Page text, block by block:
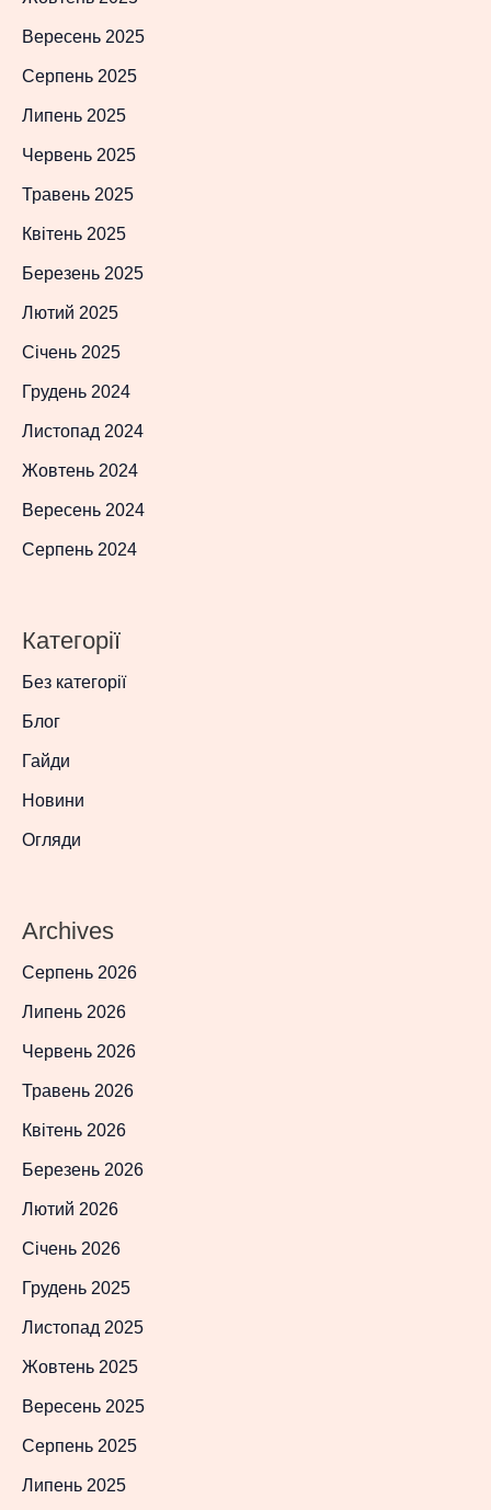
Вересень 2025
Серпень 2025
Липень 2025
Червень 2025
Травень 2025
Квітень 2025
Березень 2025
Лютий 2025
Січень 2025
Грудень 2024
Листопад 2024
Жовтень 2024
Вересень 2024
Серпень 2024
Категорії
Без категорії
Блог
Гайди
Новини
Огляди
Archives
Серпень 2026
Липень 2026
Червень 2026
Травень 2026
Квітень 2026
Березень 2026
Лютий 2026
Січень 2026
Грудень 2025
Листопад 2025
Жовтень 2025
Вересень 2025
Серпень 2025
Липень 2025